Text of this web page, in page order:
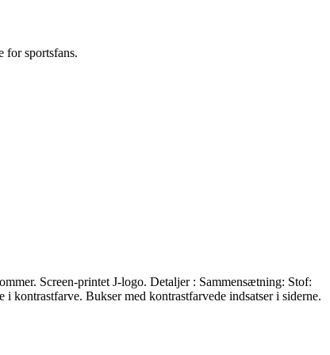
for sportsfans.
Screen-printet J-logo. Detaljer : Sammensætning: Stof:
Bukser med kontrastfarvede indsatser i siderne.